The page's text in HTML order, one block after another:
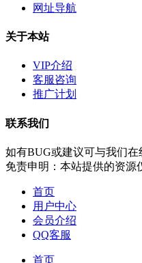
网址导航
关于本站
VIP介绍
客服咨询
推广计划
联系我们
如有BUG或建议可与我们在
免责申明：本站提供的资源
首页
用户中心
会员介绍
QQ客服
首页